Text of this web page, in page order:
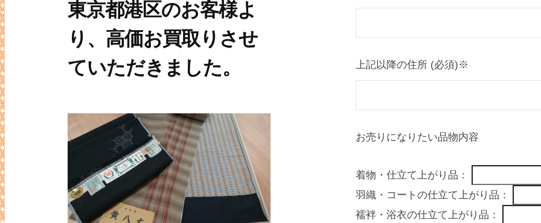
東京都港区のお客様よ
り、高価お買取りさせ
ていただきました。
上記以降の住所 (必須)※
お売りになりたい品物内容
着物・仕立て上がり品：
羽織・コートの仕立て上がり品：
襦袢・浴衣の仕立て上がり品：